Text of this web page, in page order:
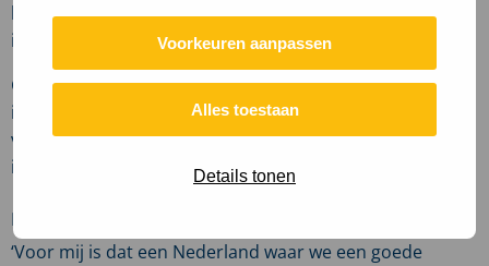
Voorkeuren aanpassen
Alles toestaan
Details tonen
bedrijventerreinen, het auto-georiënteerde straatbeeld
in veel steden en de intensieve landbouw.
Gemeenten, provincies, het Rijk en ook Europa zijn
intensief bezig op de opgaven rondom het
verduurzamen van onze leefomgeving op te pakken. Dat
is positief, maar er is ook nog heel veel werk te doen!’
De toekomst in balans
‘Voor mij is dat een Nederland waar we een goede